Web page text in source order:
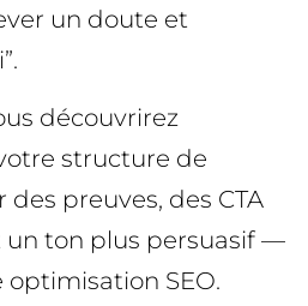
un doute et
découvrirez
structure de
preuves, des CTA
un ton plus persuasif —
optimisation SEO.